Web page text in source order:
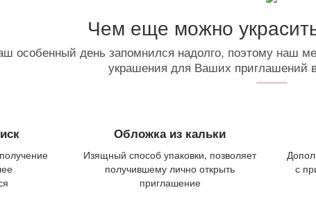
Чем еще можно
особенный день запомнился надолго, поэтому наш
украшения для Ваших приглашений
Обложка из кальки
Изящный способ упаковки, позволяет
получившему лично открыть
приглашение
с